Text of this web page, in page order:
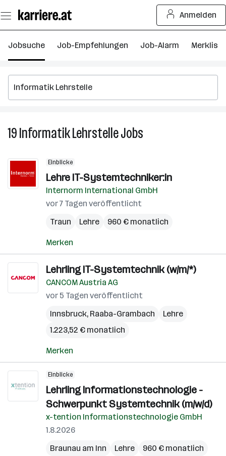
Seiteninhalt
springen
Anmelden
Jobsuche Job-Empfehlungen Job-Alarm Merkliste
19Informatik LehrstelleJobs
Einblicke
Lehre IT-Systemtechniker:in
Internorm International GmbH
vor 7 Tagen veröffentlicht
Traun
Lehre 960 € monatlich
Merken
Lehrling IT-Systemtechnik (w/m/*)
CANCOM Austria AG
vor 5 Tagen veröffentlicht
Innsbruck, Raaba-Grambach
Lehre
1.223,52 € monatlich
Merken
Einblicke
Lehrling Informationstechnologie -
Schwerpunkt Systemtechnik (m/w/d)
x-tention Informationstechnologie GmbH
1.8.2026
Braunau am Inn
Lehre 960 € monatlich